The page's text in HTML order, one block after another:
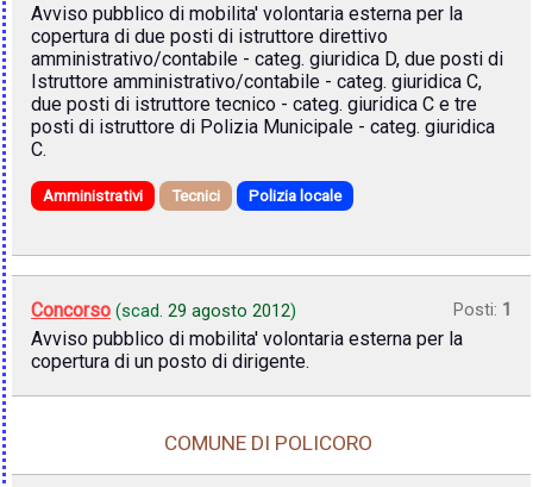
Avviso pubblico di mobilita' volontaria esterna per la
copertura di due posti di istruttore direttivo
amministrativo/contabile - categ. giuridica D, due posti di
Istruttore amministrativo/contabile - categ. giuridica C,
due posti di istruttore tecnico - categ. giuridica C e tre
posti di istruttore di Polizia Municipale - categ. giuridica
C.
Amministrativi Tecnici Polizia locale
Concorso (scad. 29 agosto 2012) Posti: 1
Avviso pubblico di mobilita' volontaria esterna per la
copertura di un posto di dirigente.
COMUNE DI POLICORO